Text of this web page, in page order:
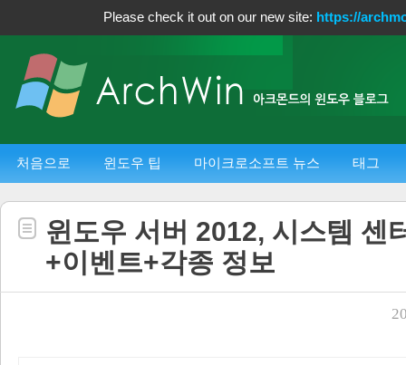
Please check it out on our new site: https://
처음으로 윈도우 팁 마이크로소프트 뉴스 태그
윈도우 서버 2012, 시스템 센
+이벤트+각종 정보